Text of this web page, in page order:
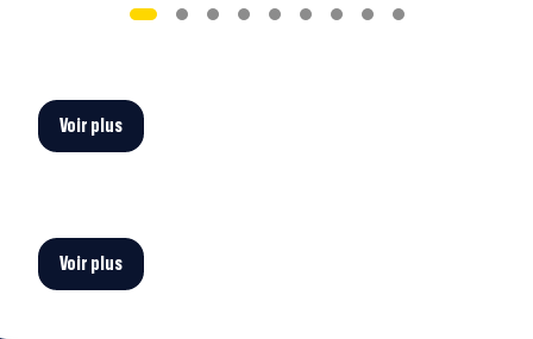
Voir plus
Voir plus